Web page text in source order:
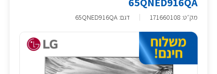
מק״ט:
171660108 דגם: 65QNED916QA